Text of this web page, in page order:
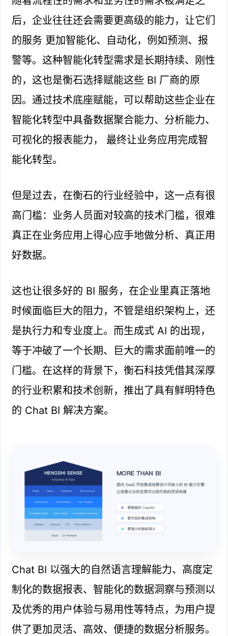
后，企业往往还会需要更高级的能力，让它们
的服务 更加智能化、自动化，例如预测、报
警等。这种智能化转型需求是长期持续、刚性
的，这也是衡石选择赋能这些 BI 厂商的原
因。通过技术底座赋能，可以帮助这些企业在
智能化转型中具备数据聚合能力、分析能力、
可视化的报表能力， 最终让业务应用完成智
能化转型。
但是过去，在衡石的行业经验中，这一点有很
高门槛：业务人员面对较高的技术门槛，很难
真正在业务应用上得心应手地做分析、真正用
好数据。
这也让很多好的 BI 服务，在企业里真正落地
时候面临巨大的阻力，不管是组织架构上，还
是执行力和专业度上。而生成式 AI 的出现，
等于冲破了一个长期、巨大的需求面前唯一的
门槛。在这样的背景下，衡石科技凭借其深厚
的行业积累和技术创新，推出了具有鲜明特色
的 Chat BI 解决方案。
Chat BI 以强大的自然语言理解能力、高度定
制化的数据报表、智能化的数据洞察与预测以
及优秀的用户体验与易用性等特点，为用户提
供了更加灵活、高效、便捷的数据分析服务。